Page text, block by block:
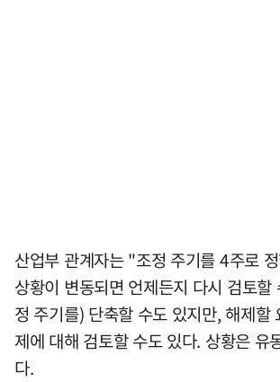
산업부 관계자는 "조정 주기를 4주로
상황이 변동되면 언제든지 다시 검토
정 주기를) 단축할 수도 있지만, 해제할
제에 대해 검토할 수도 있다. 상황은 유
다.